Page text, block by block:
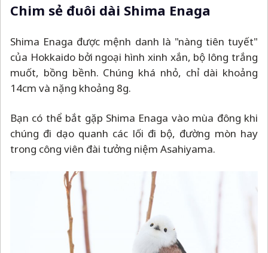
Chim sẻ đuôi dài Shima Enaga
Shima Enaga được mệnh danh là "nàng tiên tuyết"
của Hokkaido bởi ngoại hình xinh xắn, bộ lông trắng
muốt, bồng bềnh. Chúng khá nhỏ, chỉ dài khoảng
14cm và nặng khoảng 8g.
Bạn có thể bắt gặp Shima Enaga vào mùa đông khi
chúng đi dạo quanh các lối đi bộ, đường mòn hay
trong công viên đài tưởng niệm Asahiyama.